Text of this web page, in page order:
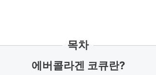
목차
에버콜라겐 코큐란?